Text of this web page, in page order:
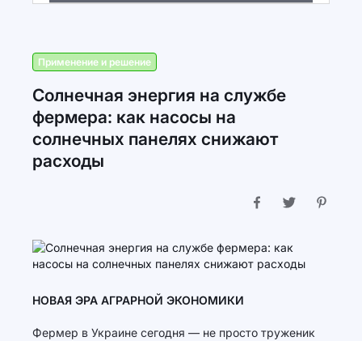
Применение и решение
Солнечная энергия на службе
фермера: как насосы на
солнечных панелях снижают
расходы
НОВАЯ ЭРА АГРАРНОЙ ЭКОНОМИКИ
Фермер в Украине сегодня — не просто труженик